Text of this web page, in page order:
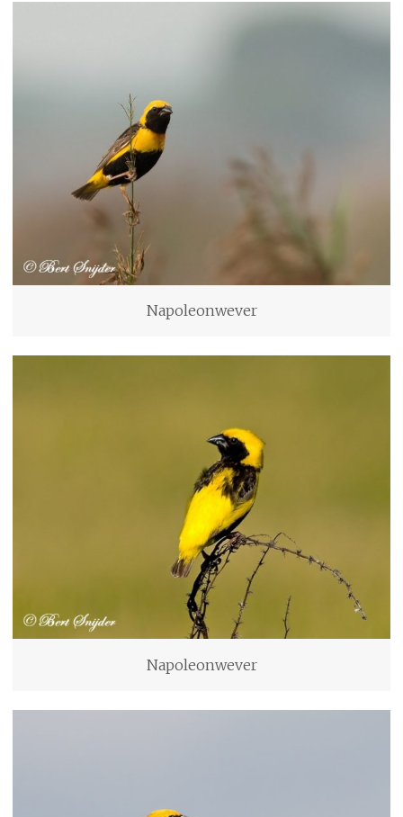
Napoleonwever
Napoleonwever